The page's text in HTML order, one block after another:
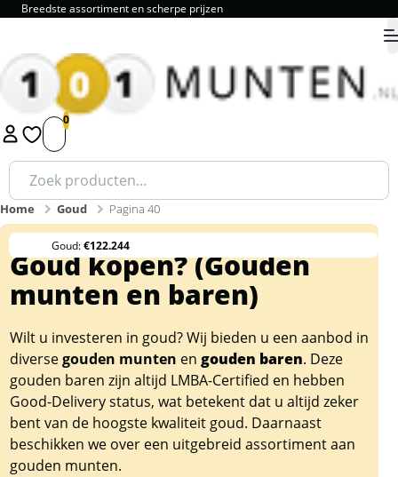
Breedste assortiment en scherpe prijzen
1 2 3 4 5 9.8
Zoeken
naar:
Home Goud Pagina 40
Goud kopen? (Gouden
munten en baren)
Wilt u investeren in goud? Wij bieden u een aanbod in
diversegouden munten en gouden baren. Deze
gouden baren zijn altijd LMBA-Certified en hebben
Good-Delivery status, wat betekent dat u altijd zeker
bent van de hoogste kwaliteit goud. Daarnaast
beschikken we over een uitgebreid assortiment aan
gouden munten.
Goud:€122.244